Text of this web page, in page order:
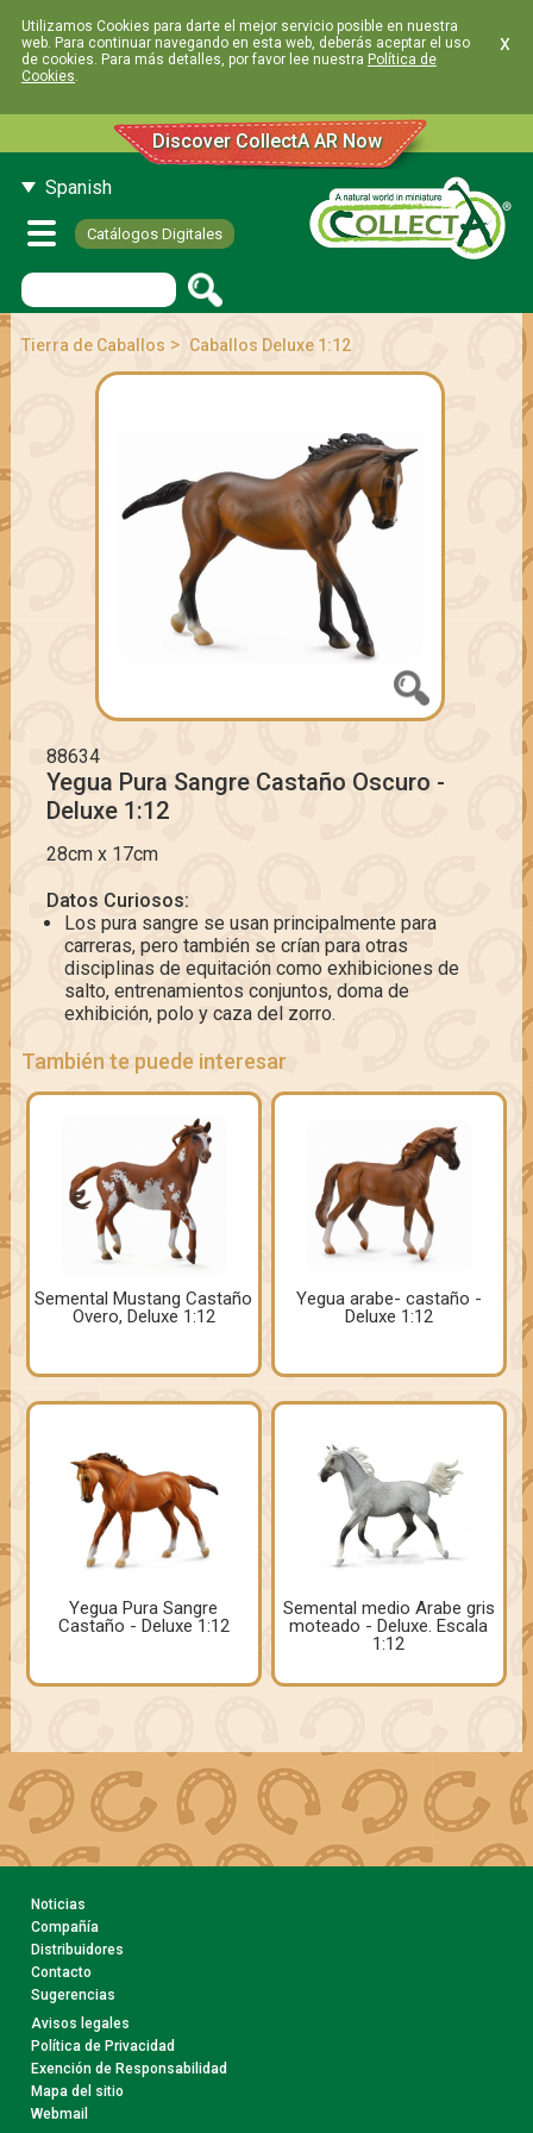
Utilizamos Cookies para darte el mejor servicio posible en nuestra
web. Para continuar navegando en esta web, deberás aceptar el uso
de cookies. Para más detalles, por favor lee nuestra Política de
Cookies.
x
Discover CollectA AR Now
Spanish
Catálogos Digitales
Tierra de Caballos > Caballos Deluxe 1:12
88634
Yegua Pura Sangre Castaño Oscuro -
Deluxe 1:12
28cm x 17cm
Datos Curiosos:
Los pura sangre se usan principalmente para
carreras, pero también se crían para otras
disciplinas de equitación como exhibiciones de
salto, entrenamientos conjuntos, doma de
exhibición, polo y caza del zorro.
También te puede interesar
Semental Mustang Castaño
Overo, Deluxe 1:12
Yegua arabe- castaño -
Deluxe 1:12
Yegua Pura Sangre
Castaño - Deluxe 1:12
Semental medio Arabe gris
moteado - Deluxe. Escala
1:12
Noticias
Compañía
Distribuidores
Contacto
Sugerencias
Avisos legales
Política de Privacidad
Exención de Responsabilidad
Mapa del sitio
Webmail